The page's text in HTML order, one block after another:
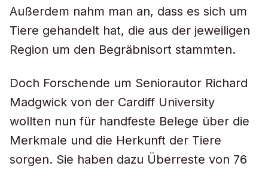
Außerdem nahm man an, dass es sich um
Tiere gehandelt hat, die aus der jeweiligen
Region um den Begräbnisort stammten.
Doch Forschende um Seniorautor Richard
Madgwick von der Cardiff University
wollten nun für handfeste Belege über die
Merkmale und die Herkunft der Tiere
sorgen. Sie haben dazu Überreste von 76